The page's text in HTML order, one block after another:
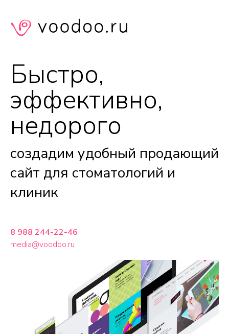
Быстро,
эффективно,
недорого
создадим удобный продающий
сайт для стоматологий и
клиник
8 988 244-22-46
media@voodoo.ru